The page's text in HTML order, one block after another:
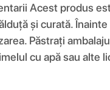
Acest produs
și curată.
Păstrați
cu apă sau alte